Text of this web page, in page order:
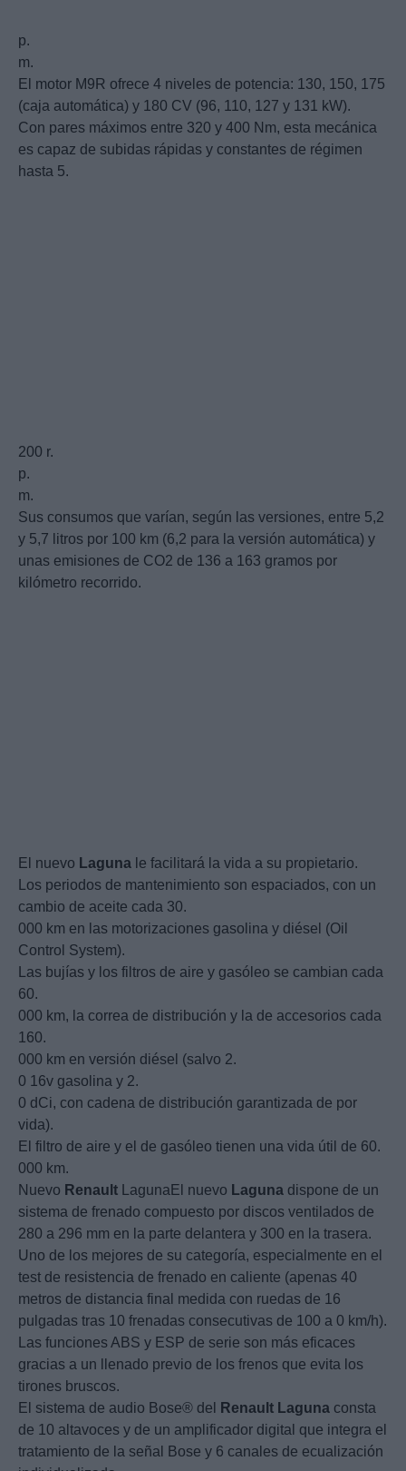
p.
m.
El motor M9R ofrece 4 niveles de potencia: 130, 150, 175
(caja automática) y 180 CV (96, 110, 127 y 131 kW).
Con pares máximos entre 320 y 400 Nm, esta mecánica
es capaz de subidas rápidas y constantes de régimen
hasta 5.
200 r.
p.
m.
Sus consumos que varían, según las versiones, entre 5,2
y 5,7 litros por 100 km (6,2 para la versión automática) y
unas emisiones de CO2 de 136 a 163 gramos por
kilómetro recorrido.
El nuevo Laguna le facilitará la vida a su propietario.
Los periodos de mantenimiento son espaciados, con un
cambio de aceite cada 30.
000 km en las motorizaciones gasolina y diésel (Oil
Control System).
Las bujías y los filtros de aire y gasóleo se cambian cada
60.
000 km, la correa de distribución y la de accesorios cada
160.
000 km en versión diésel (salvo 2.
0 16v gasolina y 2.
0 dCi, con cadena de distribución garantizada de por
vida).
El filtro de aire y el de gasóleo tienen una vida útil de 60.
000 km.
Nuevo Renault LagunaEl nuevo Laguna dispone de un
sistema de frenado compuesto por discos ventilados de
280 a 296 mm en la parte delantera y 300 en la trasera.
Uno de los mejores de su categoría, especialmente en el
test de resistencia de frenado en caliente (apenas 40
metros de distancia final medida con ruedas de 16
pulgadas tras 10 frenadas consecutivas de 100 a 0 km/h).
Las funciones ABS y ESP de serie son más eficaces
gracias a un llenado previo de los frenos que evita los
tirones bruscos.
El sistema de audio Bose® del
Renault Laguna consta
de 10 altavoces y de un amplificador digital que integra el
tratamiento de la señal Bose y 6 canales de ecualización